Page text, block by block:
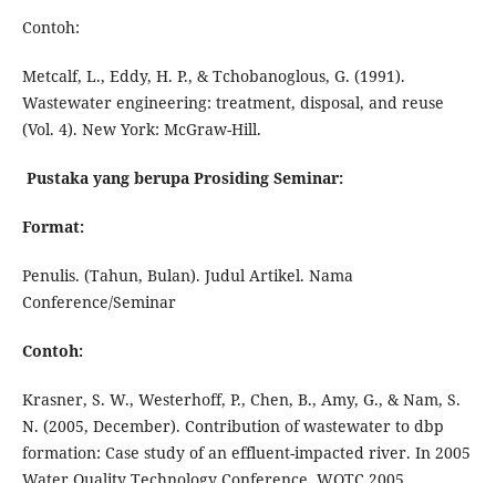
Contoh:
Metcalf, L., Eddy, H. P., & Tchobanoglous, G. (1991).
Wastewater engineering: treatment, disposal, and reuse
(Vol. 4). New York: McGraw-Hill.
Pustaka yang berupa Prosiding Seminar:
Format:
Penulis. (Tahun, Bulan). Judul Artikel. Nama
Conference/Seminar
Contoh:
Krasner, S. W., Westerhoff, P., Chen, B., Amy, G., & Nam, S.
N. (2005, December). Contribution of wastewater to dbp
formation: Case study of an effluent-impacted river. In 2005